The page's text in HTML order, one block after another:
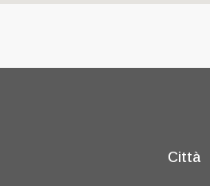
Città